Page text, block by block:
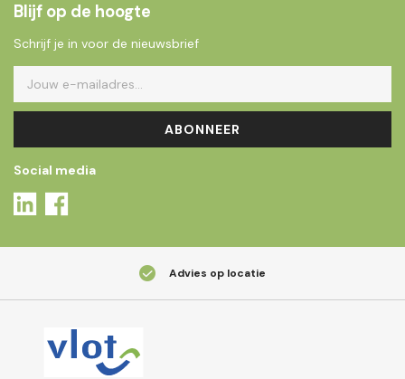
Blijf op de hoogte
Schrijf je in voor de nieuwsbrief
ABONNEER
Social media
Advies op locatie